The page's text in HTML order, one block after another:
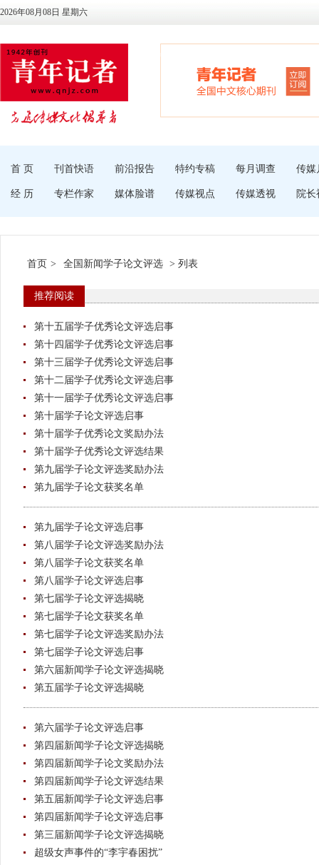
2026年08月08日 星期六
首 页 刊首快语 前沿报告 特约专稿 每月调查 传媒
经 历 专栏作家 媒体脸谱 传媒视点 传媒透视 院长
首页 > 全国新闻学子论文评选 > 列表
推荐阅读
第十五届学子优秀论文评选启事
第十四届学子优秀论文评选启事
第十三届学子优秀论文评选启事
第十二届学子优秀论文评选启事
第十一届学子优秀论文评选启事
第十届学子论文评选启事
第十届学子优秀论文奖励办法
第十届学子优秀论文评选结果
第九届学子论文评选奖励办法
第九届学子论文获奖名单
第九届学子论文评选启事
第八届学子论文评选奖励办法
第八届学子论文获奖名单
第八届学子论文评选启事
第七届学子论文评选揭晓
第七届学子论文获奖名单
第七届学子论文评选奖励办法
第七届学子论文评选启事
第六届新闻学子论文评选揭晓
第五届学子论文评选揭晓
第六届学子论文评选启事
第四届新闻学子论文评选揭晓
第四届新闻学子论文奖励办法
第四届新闻学子论文评选结果
第五届新闻学子论文评选启事
第四届新闻学子论文评选启事
第三届新闻学子论文评选揭晓
超级女声事件的“李宇春困扰”